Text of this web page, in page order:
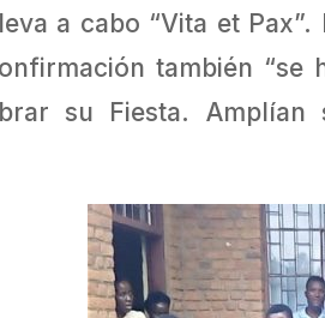
a cabo “Vita et
también “se
su Fiesta.